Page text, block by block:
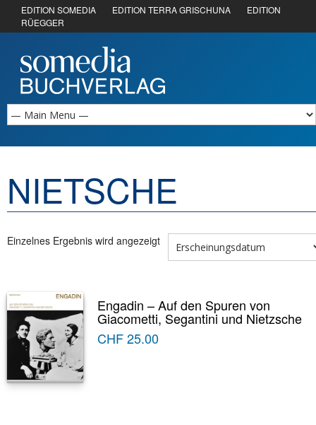
EDITION SOMEDIA EDITION TERRA GRISCHUNA
EDITION
RÜEGGER
NIETSCHE
Einzelnes Ergebnis wird angezeigt
Engadin – Auf den Spuren von
Giacometti, Segantini und Nietzsche
CHF25.00